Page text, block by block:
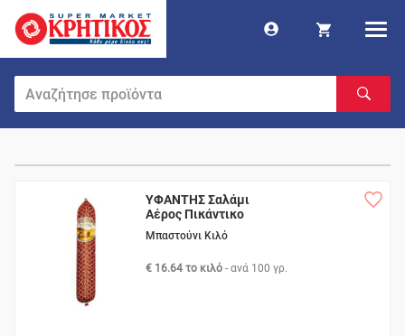
ΥΦΑΝΤΗΣ Σαλάμι
Αέρος Πικάντικο
Μπαστούνι Κιλό
€ 16.64 το κιλό - ανά 100 γρ.